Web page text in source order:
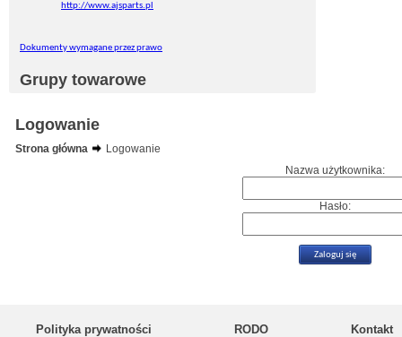
http://www.ajsparts.pl
Dokumenty wymagane przez prawo
Grupy towarowe
Logowanie
Strona główna
Logowanie
Nazwa użytkownika:
Hasło:
Polityka prywatności RODO Kontakt